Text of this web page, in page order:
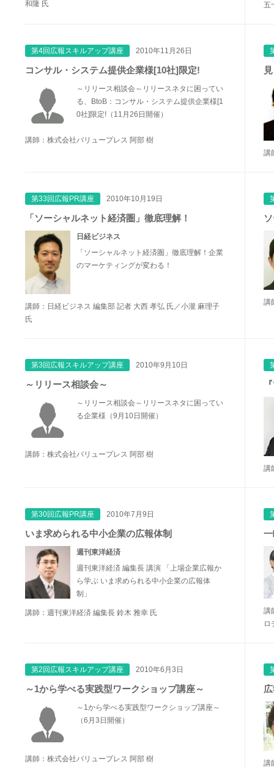
和隆 氏 五
第4回広報スキルアップ講座 2010年11月26日
コンサル・システム提供企業様[10社]限定!
～リリース相談会～リリースネタに困ってい
る、BtoB：コンサル・システム提供企業様[1
0社]限定!（11月26日開催）
講師：株式会社バリュープレス 阿部 樹
講
第33回広報PR講座 2010年10月19日
「ソーシャルネット経済圏」徹底理解！
日経ビジネス
「ソーシャルネット経済圏」徹底理解！企業
のマーケティングが変わる！
講師：日経ビジネス 編集部 記者 大西 孝弘 氏／小瀧 麻理子
氏
講
第3回広報スキルアップ講座 2010年9月10日
～リリース相談会～
～リリース相談会～リリースネタに困ってい
る企業様（9月10日開催）
講師：株式会社バリュープレス 阿部 樹
講
第30回広報PR講座 2010年7月9日
いま求められる中小企業の広報体制
週刊東洋経済
週刊東洋経済 編集長 講演 「上場企業広報か
ら学ぶ いま求められる中小企業の広報体
制」
講師：週刊東洋経済 編集長 鈴木 雅幸 氏
講
ロ
第2回広報スキルアップ講座 2010年6月3日
～1から学べる実践型ワークショップ講座～
～1から学べる実践型ワークショップ講座～
（6月3日開催）
講師：株式会社バリュープレス 阿部 樹 講